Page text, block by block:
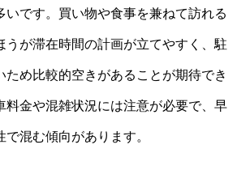
いです。買い物や食事を兼ねて訪れる
うが滞在時間の計画が立てやすく、駐
ため比較的空きがあることが期待でき
料金や混雑状況には注意が必要で、早
混む傾向があります。